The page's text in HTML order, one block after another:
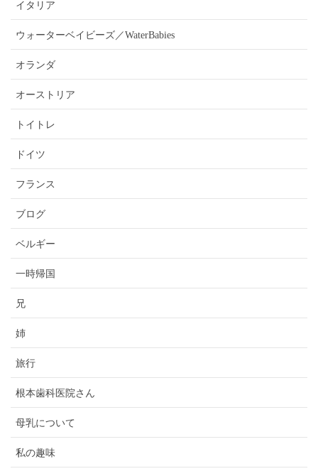
イタリア
ウォーターベイビーズ／WaterBabies
オランダ
オーストリア
トイトレ
ドイツ
フランス
ブログ
ベルギー
一時帰国
兄
姉
旅行
根本歯科医院さん
母乳について
私の趣味